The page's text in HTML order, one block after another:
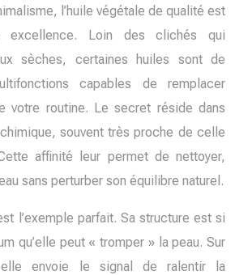
l’huile végétale de qualité est
excellence. Loin des clichés qui
sèches, certaines huiles sont de
capables de remplacer
votre routine. Le secret réside dans
souvent très proche de celle
affinité leur permet de nettoyer,
sans perturber son équilibre naturel.
l’exemple parfait. Sa structure est si
qu’elle peut « tromper » la peau. Sur
envoie le signal de ralentir la